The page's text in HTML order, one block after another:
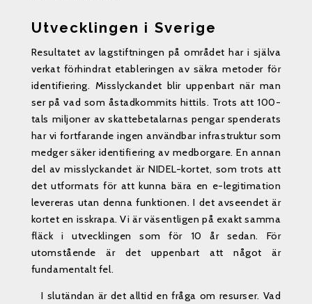
Utvecklingen i Sverige
Resultatet av lagstiftningen på området har i själva
verkat förhindrat etableringen av säkra metoder för
identifiering. Misslyckandet blir uppenbart när man
ser på vad som åstadkommits hittils. Trots att 100-
tals miljoner av skattebetalarnas pengar spenderats
har vi fortfarande ingen användbar infrastruktur som
medger säker identifiering av medborgare. En annan
del av misslyckandet är NIDEL-kortet, som trots att
det utformats för att kunna bära en e-legitimation
levereras utan denna funktionen. I det avseendet är
kortet en isskrapa. Vi är väsentligen på exakt samma
fläck i utvecklingen som för 10 år sedan. För
utomstående är det uppenbart att något är
fundamentalt fel.
I slutändan är det alltid en fråga om resurser. Vad